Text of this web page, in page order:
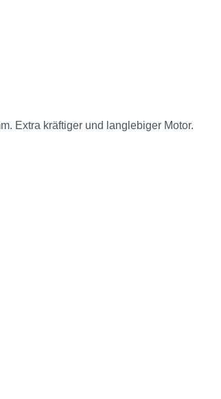
Extra kräftiger und langlebiger Motor.